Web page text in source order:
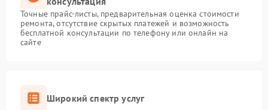
Точные прайс-листы, предварительная оценка стоимости
ремонта, отсутствие скрытых платежей и возможность
бесплатной консультации по телефону или онлайн на
сайте
Широкий спектр услуг